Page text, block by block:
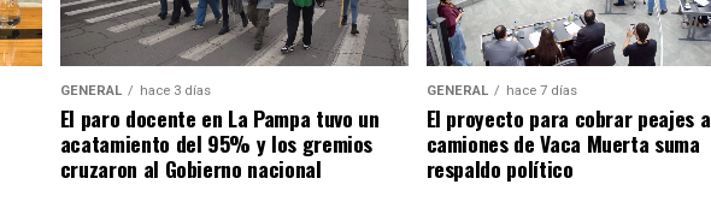
GENERAL hace 3 días
El paro docente en La Pampa tuvo un
acatamiento del 95% y los gremios
cruzaron al Gobierno nacional
GENERAL hace 7 días
El proyecto para cobrar peajes a
camiones de Vaca Muerta suma
respaldo político